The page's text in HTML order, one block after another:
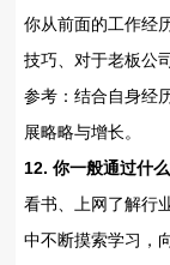
你从前面的工作经
技巧、对于老板公
参考：结合自身经
展略略与增长。
12. 你一般通过什
看书、上网了解行
中不断摸索学习，